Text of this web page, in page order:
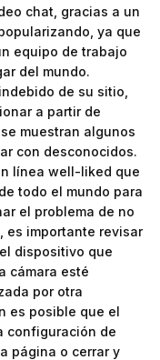
chat, gracias a un
ya que
equipo de trabajo
del mundo.
de su sitio,
a partir de
muestran algunos
con desconocidos.
línea well-liked que
todo el mundo para
el problema de no
es importante revisar
dispositivo que
cámara esté
por otra
es posible que el
configuración de
página o cerrar y